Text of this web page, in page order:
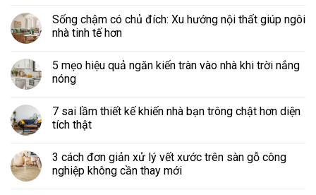
Sống chậm có chủ đích: Xu hướng nội thất giúp ngôi
nhà tinh tế hơn
5 mẹo hiệu quả ngăn kiến tràn vào nhà khi trời nắng
nóng
7 sai lầm thiết kế khiến nhà bạn trông chật hơn diện
tích thật
3 cách đơn giản xử lý vết xước trên sàn gỗ công
nghiệp không cần thay mới